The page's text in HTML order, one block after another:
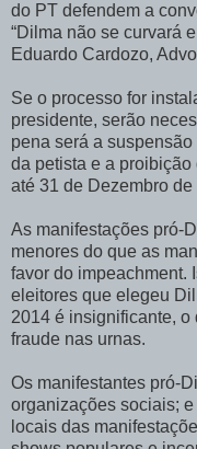
do PT defendem a
“Dilma não se curvará
Eduardo Cardozo,
Se o processo for
presidente, serão
pena será a
da petista e a
até 31 de Dezembro de
As manifestações pró-
menores do que as
favor do impeachment.
eleitores que elegeu
2014 é insignificante,
fraude nas urnas.
Os manifestantes pró-
organizações sociais;
locais das